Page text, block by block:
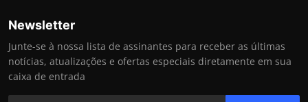
Newsletter
Junte-se à nossa lista de assinantes para receber as últimas
notícias, atualizações e ofertas especiais diretamente em sua
caixa de entrada